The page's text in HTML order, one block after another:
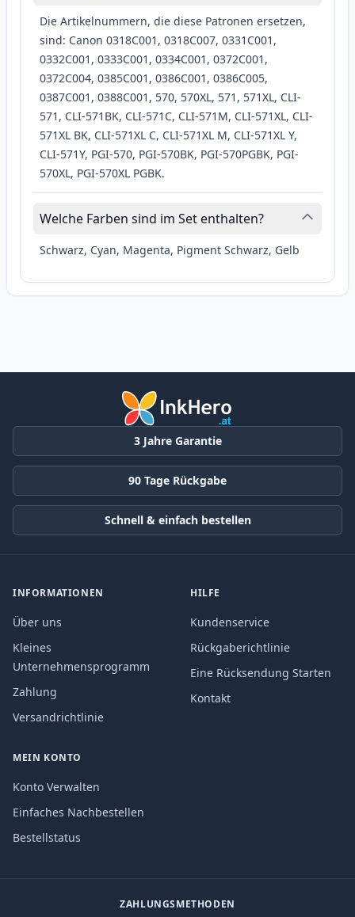
Die Artikelnummern, die diese Patronen ersetzen,
sind: Canon 0318C001, 0318C007, 0331C001,
0332C001, 0333C001, 0334C001, 0372C001,
0372C004, 0385C001, 0386C001, 0386C005,
0387C001, 0388C001, 570, 570XL, 571, 571XL, CLI-
571, CLI-571BK, CLI-571C, CLI-571M, CLI-571XL, CLI-
571XL BK, CLI-571XL C, CLI-571XL M, CLI-571XL Y,
CLI-571Y, PGI-570, PGI-570BK, PGI-570PGBK, PGI-
570XL, PGI-570XL PGBK.
Welche Farben sind im Set enthalten?
Schwarz, Cyan, Magenta, Pigment Schwarz, Gelb
3 Jahre Garantie
90 Tage Rückgabe
Schnell & einfach bestellen
INFORMATIONEN
Über uns
Kleines
Unternehmensprogramm
Zahlung
Versandrichtlinie
HILFE
Kundenservice
Rückgaberichtlinie
Eine Rücksendung Starten
Kontakt
MEIN KONTO
Konto Verwalten
Einfaches Nachbestellen
Bestellstatus
ZAHLUNGSMETHODEN